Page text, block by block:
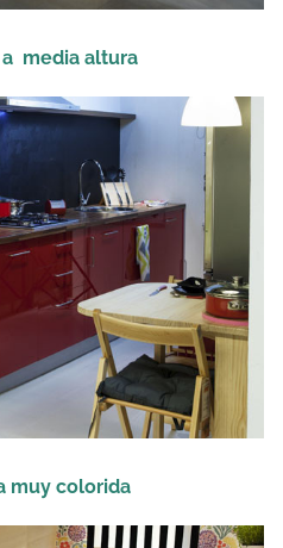
a media altura
muy colorida